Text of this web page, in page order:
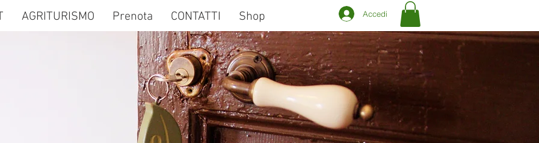
AGRITURISMO Prenota CONTATTI Shop Accedi